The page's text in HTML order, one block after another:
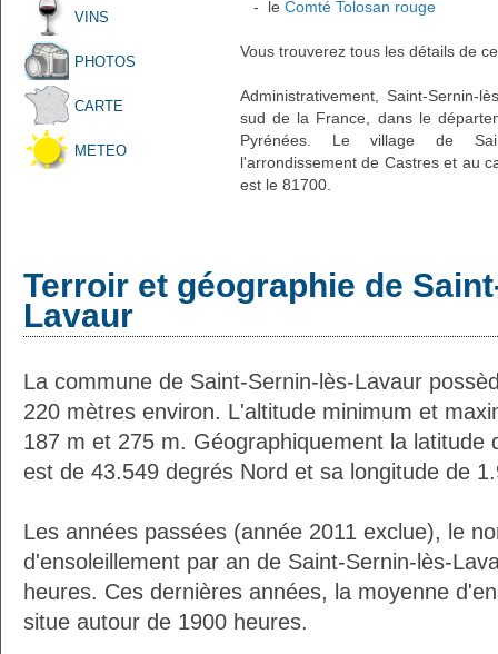
VINS
PHOTOS
CARTE
METEO
- le Comté Tolosan rouge
Vous trouverez tous les détails de
Administrativement, Saint-Sernin-
sud de la France, dans le
Pyrénées. Le village de
l'arrondissement de Castres et au
est le 81700.
Terroir et géographie de
Lavaur
La commune de Saint-Sernin-lès-Lavaur
220 mètres environ. L'altitude minimum et
187 m et 275 m. Géographiquement la latitude
est de 43.549 degrés Nord et sa longitude de
Les années passées (année 2011 exclue), le
d'ensoleillement par an de Saint-Sernin-lès-
heures. Ces dernières années, la moyenne
situe autour de 1900 heures.